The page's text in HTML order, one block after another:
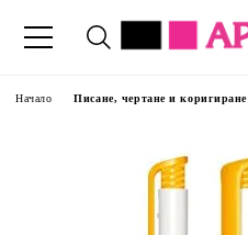
Начало Писане, чертане и коригиране